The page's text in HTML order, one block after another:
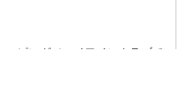
ッピング／マイワインクラブで